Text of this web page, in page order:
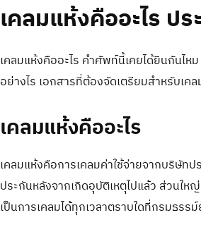
เคลมแห้งคืออะไร ป
เคลมแห้งคืออะไร คำศัพท์นี้เคยได้ยินกันไ
อย่างไร เอกสารที่ต้องจัดเตรียมสำหรับเค
เคลมแห้งคืออะไร
เคลมแห้งคือการเคลมค่าใช้จ่ายจากบริษัท
ประกันหลังจากเกิดอุบัติเหตุไปแล้ว ส่วนให
เป็นการเคลมได้ทุกเวลาตราบใดที่กรมธร